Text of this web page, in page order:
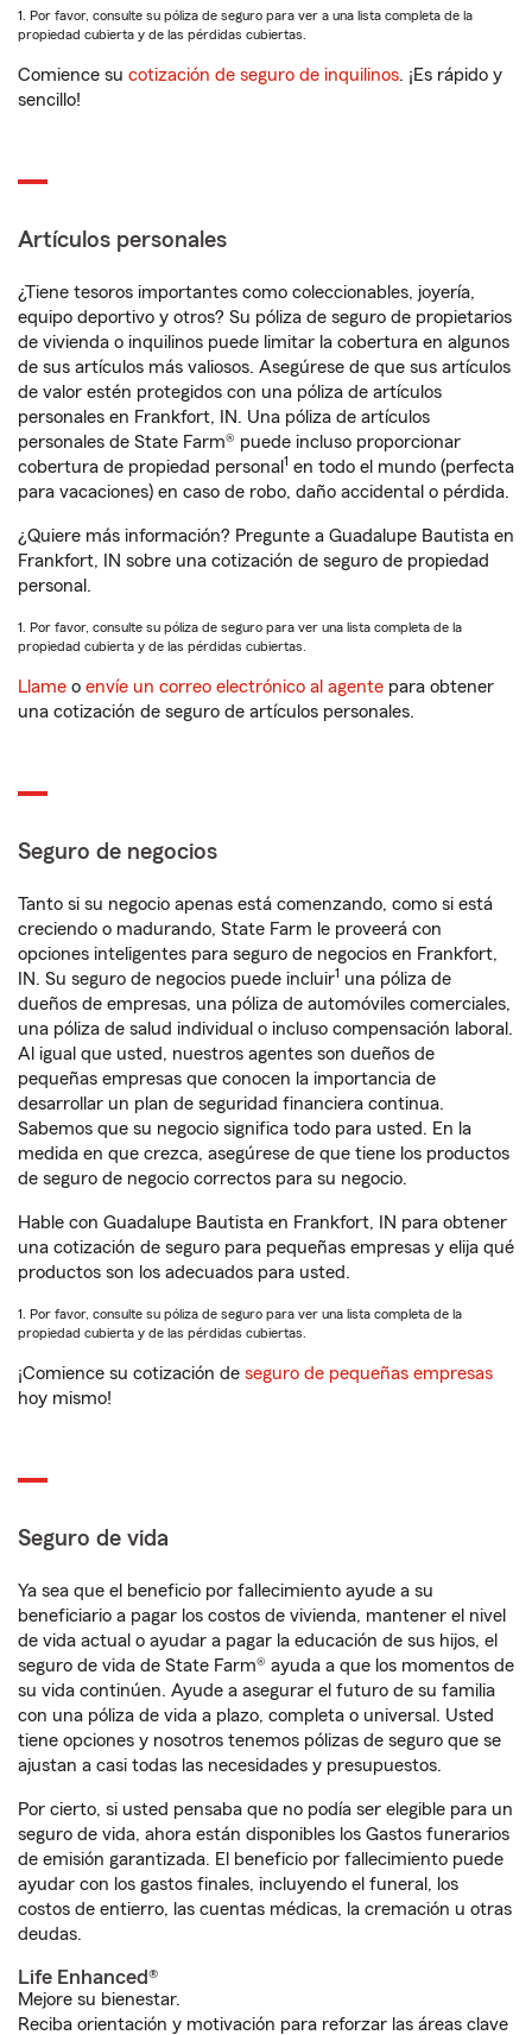
1. Por favor, consulte su póliza de seguro para ver a una lista completa de la
propiedad cubierta y de las pérdidas cubiertas.
Comience su cotización de seguro de inquilinos. ¡Es rápido y
sencillo!
Artículos personales
¿Tiene tesoros importantes como coleccionables, joyería,
equipo deportivo y otros? Su póliza de seguro de propietarios
de vivienda o inquilinos puede limitar la cobertura en algunos
de sus artículos más valiosos. Asegúrese de que sus artículos
de valor estén protegidos con una póliza de artículos
personales en Frankfort, IN. Una póliza de artículos
personales de State Farm® puede incluso proporcionar
cobertura de propiedad personal 1 en todo el mundo (perfecta
para vacaciones) en caso de robo, daño accidental o pérdida.
¿Quiere más información? Pregunte a Guadalupe Bautista en
Frankfort, IN sobre una cotización de seguro de propiedad
personal.
1. Por favor, consulte su póliza de seguro para ver una lista completa de la
propiedad cubierta y de las pérdidas cubiertas.
Llame o envíe un correo electrónico al agente para obtener
una cotización de seguro de artículos personales.
Seguro de negocios
Tanto si su negocio apenas está comenzando, como si está
creciendo o madurando, State Farm le proveerá con
opciones inteligentes para seguro de negocios en Frankfort,
IN. Su seguro de negocios puede incluir1 una póliza de
dueños de empresas, una póliza de automóviles comerciales,
una póliza de salud individual o incluso compensación laboral.
Al igual que usted, nuestros agentes son dueños de
pequeñas empresas que conocen la importancia de
desarrollar un plan de seguridad financiera continua.
Sabemos que su negocio significa todo para usted. En la
medida en que crezca, asegúrese de que tiene los productos
de seguro de negocio correctos para su negocio.
Hable con Guadalupe Bautista en Frankfort, IN para obtener
una cotización de seguro para pequeñas empresas y elija qué
productos son los adecuados para usted.
1. Por favor, consulte su póliza de seguro para ver una lista completa de la
propiedad cubierta y de las pérdidas cubiertas.
¡Comience su cotización de seguro de pequeñas empresas
hoy mismo!
Seguro de vida
Ya sea que el beneficio por fallecimiento ayude a su
beneficiario a pagar los costos de vivienda, mantener el nivel
de vida actual o ayudar a pagar la educación de sus hijos, el
seguro de vida de State Farm® ayuda a que los momentos de
su vida continúen. Ayude a asegurar el futuro de su familia
con una póliza de vida a plazo, completa o universal. Usted
tiene opciones y nosotros tenemos pólizas de seguro que se
ajustan a casi todas las necesidades y presupuestos.
Por cierto, si usted pensaba que no podía ser elegible para un
seguro de vida, ahora están disponibles los Gastos funerarios
de emisión garantizada. El beneficio por fallecimiento puede
ayudar con los gastos finales, incluyendo el funeral, los
costos de entierro, las cuentas médicas, la cremación u otras
deudas.
Life Enhanced®
Mejore su bienestar.
Reciba orientación y motivación para reforzar las áreas clave